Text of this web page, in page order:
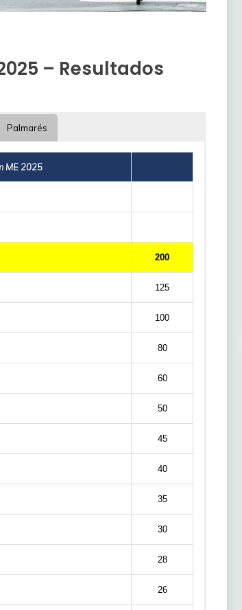
– Resultados
Palmarés
ME 2025
200
125
100
80
60
50
45
40
35
30
28
26